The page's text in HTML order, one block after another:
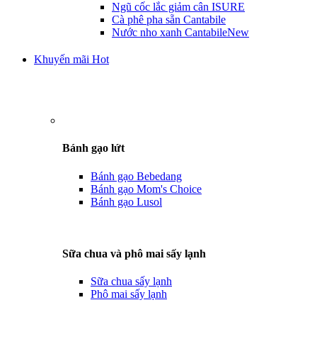
Ngũ cốc lắc giảm cân ISURE
Cà phê pha sẵn Cantabile
Nước nho xanh CantabileNew
Khuyến mãi Hot
Bánh gạo lứt
Bánh gạo Bebedang
Bánh gạo Mom's Choice
Bánh gạo Lusol
Sữa chua và phô mai sấy lạnh
Sữa chua sấy lạnh
Phô mai sấy lạnh